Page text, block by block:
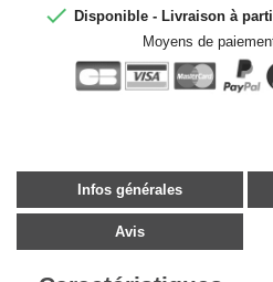
 Disponible - Livraison à
Moyens de
Infos générales
Avis